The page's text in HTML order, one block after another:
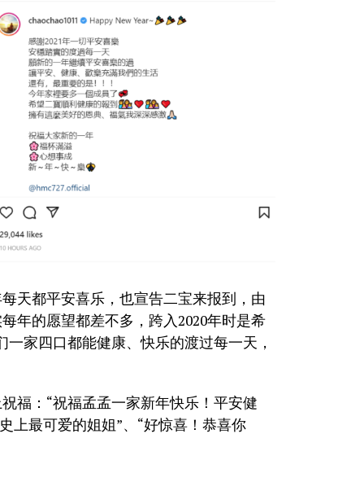
天都平安喜乐，也宣告二宝来报到，由
年的愿望都差不多，跨入2020年时是希
家四口都能健康、快乐的渡过每一天，
福：“祝福孟孟一家新年快乐！平安健
上最可爱的姐姐”、“好惊喜！恭喜你